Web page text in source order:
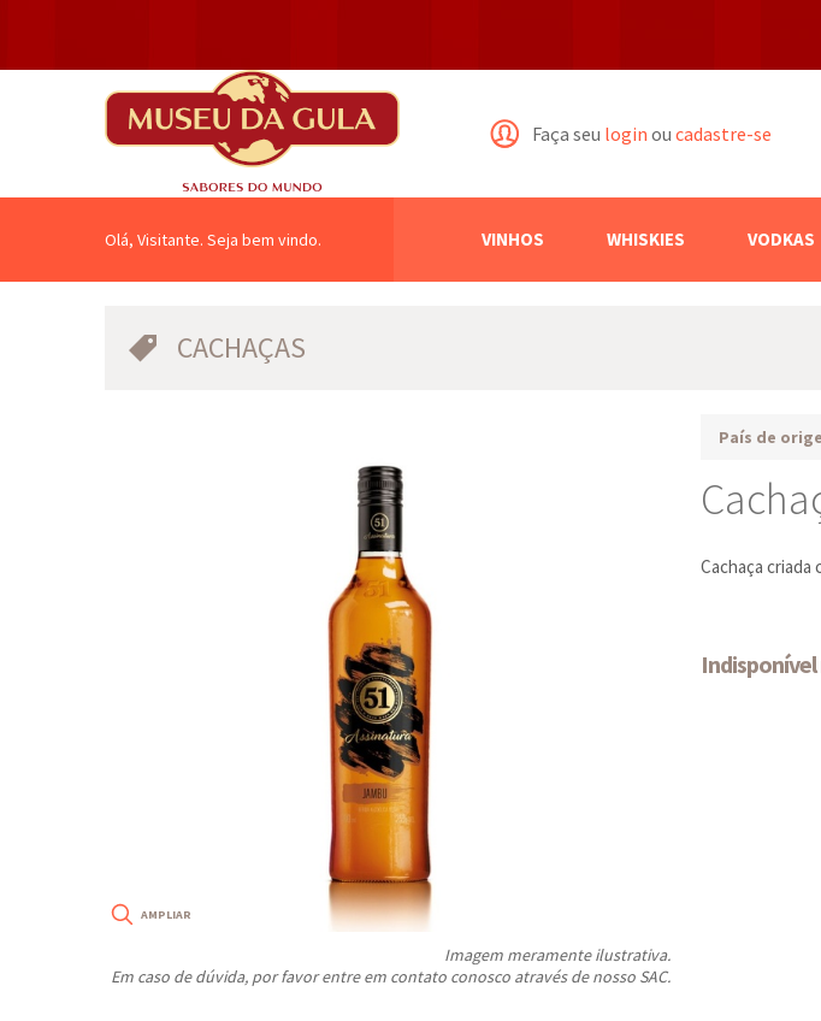
Faça seu login ou cadastre-se
Buscar
Olá, Visitante. Seja bem vindo. VINHOS WHISKIES VODKAS
CACHAÇAS
Imagem meramente ilustrativa.
Em caso de dúvida, por favor entre em contato conosco através de nosso SAC.
País de
Cachaça criada